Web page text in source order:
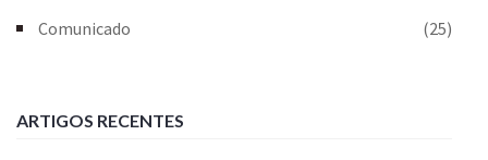
Comunicado
(25)
ARTIGOS RECENTES